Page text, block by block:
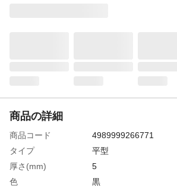
商品の詳細
商品コード
4989999266771
タイプ
平型
厚さ(mm)
5
色
黒